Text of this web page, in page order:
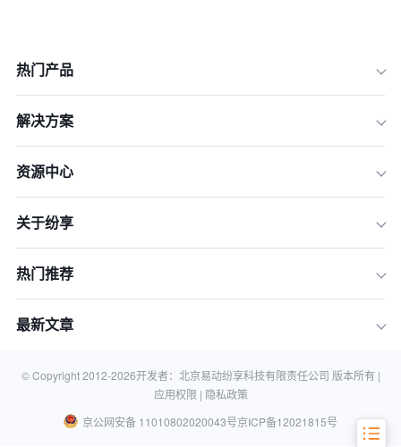
四、 深度评测流程：三步走识别真伪AI
隐形成本
案
热门产品
解决方案
资源中心
关于纷享
热门推荐
最新文章
© Copyright 2012-2026开发者：北京易动纷享科技有限责任公司 版本所有 |
应用权限 | 隐私政策
京公网安备 11010802020043号京ICP备12021815号